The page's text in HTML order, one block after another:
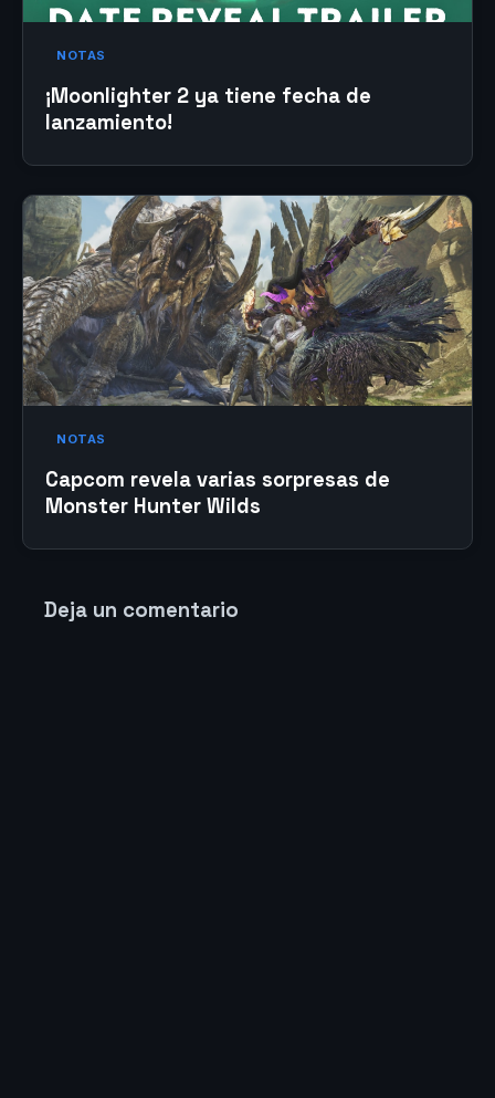
NOTAS
¡Moonlighter 2 ya tiene fecha de
lanzamiento!
NOTAS
Capcom revela varias sorpresas de
Monster Hunter Wilds
Deja un comentario